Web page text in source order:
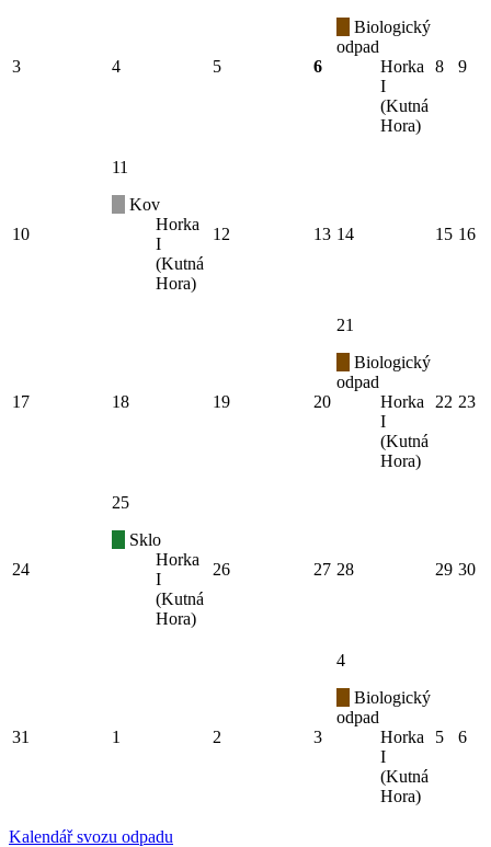
3 4 5 6
Biologický
odpad
Horka
I
(Kutná
Hora)
8 9
10
11
Kov
Horka
I
(Kutná
Hora)
12 13 14 15 16
17 18 19 20
21
Biologický
odpad
Horka
I
(Kutná
Hora)
22 23
24
25
Sklo
Horka
I
(Kutná
Hora)
26 27 28 29 30
31 1 2 3
4
Biologický
odpad
Horka
I
(Kutná
Hora)
5 6
Kalendář svozu odpadu